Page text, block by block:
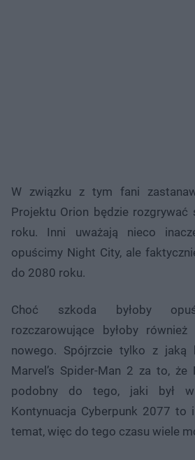
W związku z tym fani
Projektu Orion będzie
roku. Inni uważają nieco
opuścimy Night City, ale
do 2080 roku.
Choć szkoda byłoby
rozczarowujące byłoby
nowego. Spójrzcie tylko z jaką
Marvel’s Spider-Man 2 za to,
podobny do tego, jaki był w
Kontynuacja Cyberpunk 2077 to
temat, więc do tego czasu wiele